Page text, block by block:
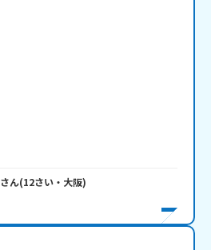
さん(12さい・ 大阪)